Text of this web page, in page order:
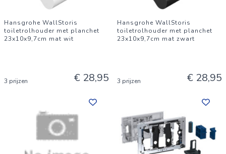
Hansgrohe WallStoris
toiletrolhouder met planchet
23x10x9,7cm mat wit
3 prijzen € 28,95
Hansgrohe WallStoris
toiletrolhouder met planchet
23x10x9,7cm mat zwart
3 prijzen € 28,95